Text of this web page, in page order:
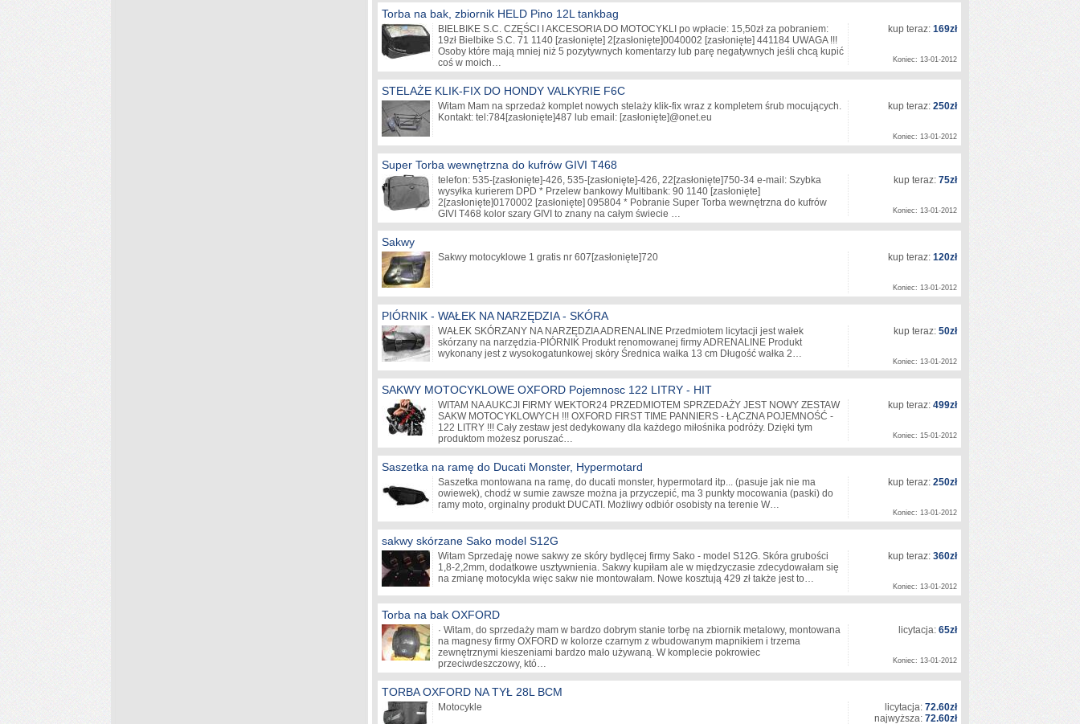
Torba na bak, zbiornik HELD Pino 12L tankbag
BIELBIKE S.C. CZĘŚCI I AKCESORIA DO MOTOCYKLI po wpłacie: 15,50zł za pobraniem:
19zł Bielbike S.C. 71 1140 [zasłonięte] 2 [zasłonięte]0040002 [zasłonięte] 441184 UWAGA !!!
Osoby które mają mniej niż 5 pozytywnych komentarzy lub parę negatywnych jeśli chcą kupić
coś w moich…
kup teraz: 169zł
Koniec: 13-01-2012
STELAŻE KLIK-FIX DO HONDY VALKYRIE F6C
Witam Mam na sprzedaż komplet nowych stelaży klik-fix wraz z kompletem śrub mocujących.
Kontakt: tel:784[zasłonięte]487 lub email: [zasłonięte]@onet.eu
kup teraz: 250zł
Koniec: 13-01-2012
Super Torba wewnętrzna do kufrów GIVI T468
telefon: 535-[zasłonięte]-426, 535-[zasłonięte]-426, 22 [zasłonięte]750-34 e-mail: Szybka
wysyłka kurierem DPD * Przelew bankowy Multibank: 90 1140 [zasłonięte]
2 [zasłonięte]0170002 [zasłonięte] 095804 * Pobranie Super Torba wewnętrzna do kufrów
GIVI T468 kolor szary GIVI to znany na całym świecie …
kup teraz: 75zł
Koniec: 13-01-2012
Sakwy
Sakwy motocyklowe 1 gratis nr 607 [zasłonięte]720 kup teraz: 120zł
Koniec: 13-01-2012
PIÓRNIK - WAŁEK NA NARZĘDZIA - SKÓRA
WAŁEK SKÓRZANY NA NARZĘDZIA ADRENALINE Przedmiotem licytacji jest wałek
skórzany na narzędzia-PIÓRNIK Produkt renomowanej firmy ADRENALINE Produkt
wykonany jest z wysokogatunkowej skóry Średnica wałka 13 cm Długość wałka 2…
kup teraz: 50zł
Koniec: 13-01-2012
SAKWY MOTOCYKLOWE OXFORD Pojemnosc 122 LITRY - HIT
WITAM NA AUKCJI FIRMY WEKTOR24 PRZEDMIOTEM SPRZEDAŻY JEST NOWY ZESTAW
SAKW MOTOCYKLOWYCH !!! OXFORD FIRST TIME PANNIERS - ŁĄCZNA POJEMNOŚĆ -
122 LITRY !!! Cały zestaw jest dedykowany dla każdego miłośnika podróży. Dzięki tym
produktom możesz poruszać…
kup teraz: 499zł
Koniec: 15-01-2012
Saszetka na ramę do Ducati Monster, Hypermotard
Saszetka montowana na ramę, do ducati monster, hypermotard itp... (pasuje jak nie ma
owiewek), chodź w sumie zawsze można ja przyczepić, ma 3 punkty mocowania (paski) do
ramy moto, orginalny produkt DUCATI. Możliwy odbiór osobisty na terenie W…
kup teraz: 250zł
Koniec: 13-01-2012
sakwy skórzane Sako model S12G
Witam Sprzedaję nowe sakwy ze skóry bydlęcej firmy Sako - model S12G. Skóra grubości
1,8-2,2mm, dodatkowe usztywnienia. Sakwy kupiłam ale w międzyczasie zdecydowałam się
na zmianę motocykla więc sakw nie montowałam. Nowe kosztują 429 zł także jest to…
kup teraz: 360zł
Koniec: 13-01-2012
Torba na bak OXFORD
· Witam, do sprzedaży mam w bardzo dobrym stanie torbę na zbiornik metalowy, montowana
na magnesy firmy OXFORD w kolorze czarnym z wbudowanym mapnikiem i trzema
zewnętrznymi kieszeniami bardzo mało używaną. W komplecie pokrowiec
przeciwdeszczowy, któ…
licytacja: 65zł
Koniec: 13-01-2012
TORBA OXFORD NA TYŁ 28L BCM
Motocykle licytacja: 72.60zł
najwyższa: 72.60zł